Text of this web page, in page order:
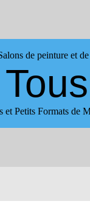
de peinture et
et Petits Formats de